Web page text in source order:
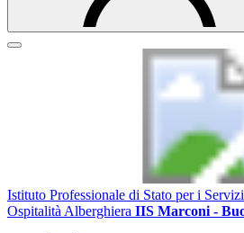
Istituto Professionale di Stato per i
Ospitalità Alberghiera IIS Marconi -